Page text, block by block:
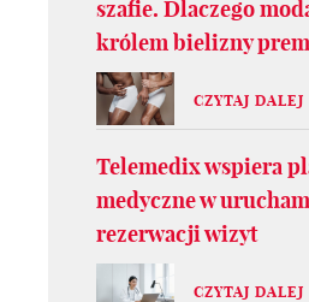
szafie. Dlaczego
królem bielizny
CZYTAJ DALEJ
Telemedix wspiera
medyczne w
rezerwacji wizyt
CZYTAJ DALEJ